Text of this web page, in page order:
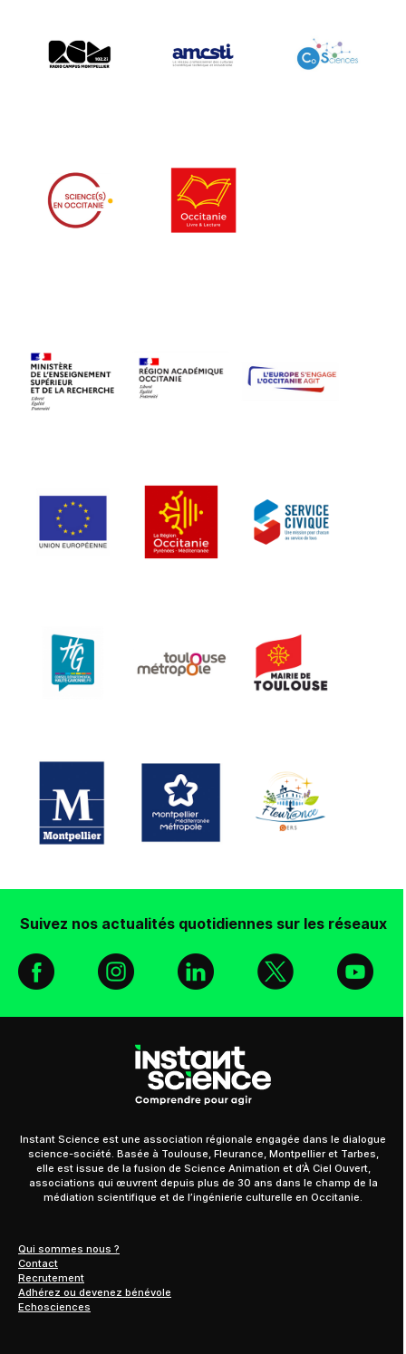
Suivez nos actualités quotidiennes sur les réseaux
Facebook
Instagram
Linkedin
X
Qui sommes nous ?
Contact
Recrutement
Adhérez ou devenez bénévole
Echosciences
Instant Science est une association régionale engagée dans le dialogue
science-société. Basée à Toulouse, Fleurance, Montpellier et Tarbes,
elle est issue de la fusion de Science Animation et d’À Ciel Ouvert,
associations qui œuvrent depuis plus de 30 ans dans le champ de la
médiation scientifique et de l’ingénierie culturelle en Occitanie.